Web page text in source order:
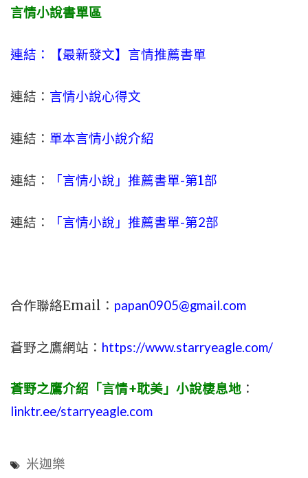
言情小說書單區
連結：【最新發文】 言情推薦書單
連結： 言情小說心得文
連結： 單本言情小說介紹
連結： 「言情小說」推薦書單-第1部
連結： 「言情小說」推薦書單-第2部
合作聯絡Email： papan0905@gmail.com
蒼野之鷹網站： https://www.starryeagle.com/
蒼野之鷹介紹「言情+耽美」小說棲息地 ：
linktr.ee/starryeagle.com
米迦樂